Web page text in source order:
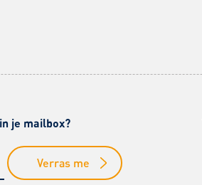
je mailbox?
Verras me